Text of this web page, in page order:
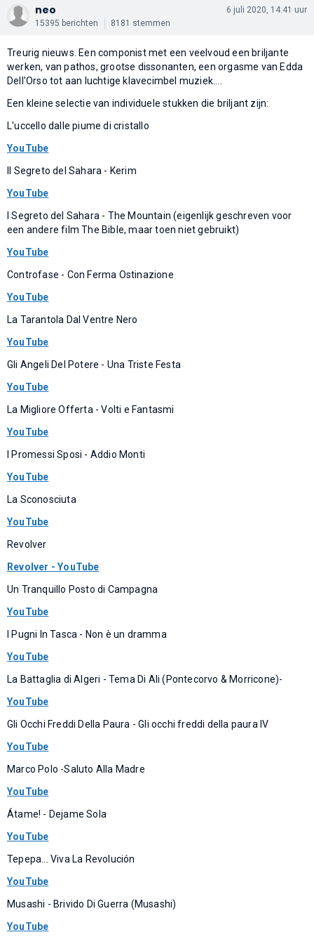
neo
15395 berichten 8181 stemmen
6 juli 2020, 14:41 uur
Treurig nieuws. Een componist met een veelvoud een briljante
werken, van pathos, grootse dissonanten, een orgasme van Edda
Dell'Orso tot aan luchtige klavecimbel muziek....
Een kleine selectie van individuele stukken die briljant zijn:
L'uccello dalle piume di cristallo
YouTube
Il Segreto del Sahara - Kerim
YouTube
l Segreto del Sahara - The Mountain (eigenlijk geschreven voor
een andere film The Bible, maar toen niet gebruikt)
YouTube
Controfase - Con Ferma Ostinazione
YouTube
La Tarantola Dal Ventre Nero
YouTube
Gli Angeli Del Potere - Una Triste Festa
YouTube
La Migliore Offerta - Volti e Fantasmi
YouTube
I Promessi Sposi - Addio Monti
YouTube
La Sconosciuta
YouTube
Revolver
Revolver - YouTube
Un Tranquillo Posto di Campagna
YouTube
I Pugni In Tasca - Non è un dramma
YouTube
La Battaglia di Algeri - Tema Di Ali (Pontecorvo & Morricone)-
YouTube
Gli Occhi Freddi Della Paura - Gli occhi freddi della paura IV
YouTube
Marco Polo -Saluto Alla Madre
YouTube
Átame! - Dejame Sola
YouTube
Tepepa... Viva La Revolución
YouTube
Musashi - Brivido Di Guerra (Musashi)
YouTube